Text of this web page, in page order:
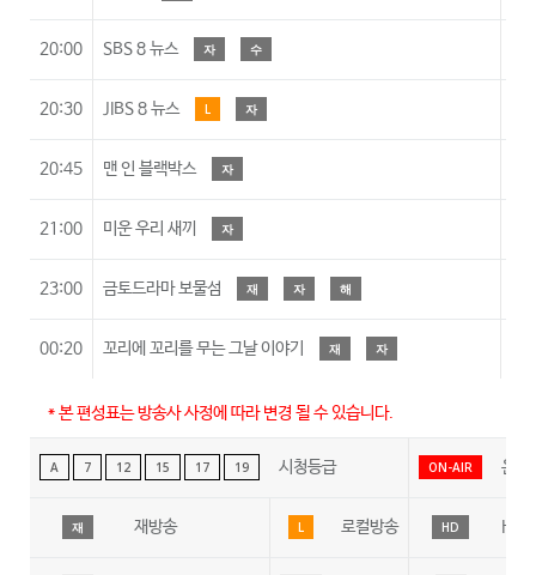
20:00 SBS 8 뉴스 자 수
20:30 JIBS 8 뉴스 L 자
20:45 맨 인 블랙박스 자
21:00 미운 우리 새끼 자
23:00 금토드라마 보물섬 재 자 해
00:20 꼬리에 꼬리를 무는 그날 이야기 재 자
* 본 편성표는 방송사 사정에 따라 변경 될 수 있습니다.
A 7 12 15 17 19 시청등급 ON-AIR 온에
재 재방송 L 로컬방송 HD HD